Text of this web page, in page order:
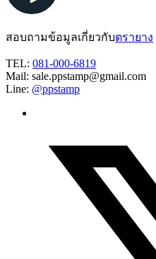
สอบถามข้อมูลเกี่ยวกับตรายาง
TEL: 081-000-6819
Mail: sale.ppstamp@gmail.com
Line: @ppstamp